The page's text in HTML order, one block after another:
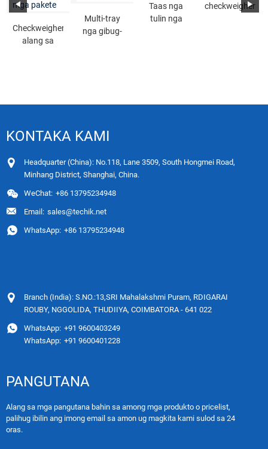
Checkweigher
alang sa
Multi-tray
nga gibug-
Taas nga
tulin nga
checkweigher
KONTAKA KAMI
Headquarter (China): No.118, Lane 3509, South Hongmei Road,
Minhang District, Shanghai, China.
WeChat: +86 13795234948
Email: sales@techik.net
WhatsApp: +86 13795234948
Branch (India): S.NO.:13,SRI Mahalakshmi Puram, RDIGARAI
ROUBY, NGGOLIDA, THUDIIYA, COIMBATORA - 641 022
WhatsApp: +91 9600403249
WhatsApp: +91 9600401228
PANGUTANA
Alang sa mga pangutana bahin sa among mga produkto o pricelist,
palihug ibilin ang imong email sa amon ug magkita kami sulod sa 24
oras.